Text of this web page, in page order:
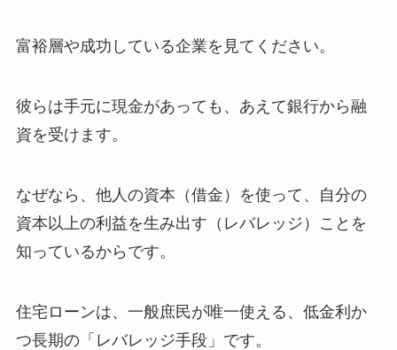
富裕層や成功している企業を見てください。
彼らは手元に現金があっても、あえて銀行から融
資を受けます。
なぜなら、他人の資本（借金）を使って、自分の
資本以上の利益を生み出す（レバレッジ）ことを
知っているからです。
住宅ローンは、一般庶民が唯一使える、低金利か
つ長期の「レバレッジ手段」です。